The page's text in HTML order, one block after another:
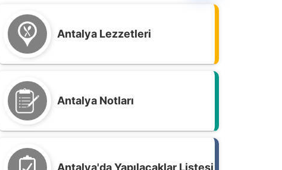
Antalya Lezzetleri
Antalya Notları
Antalya'da Yapılacaklar Listesi